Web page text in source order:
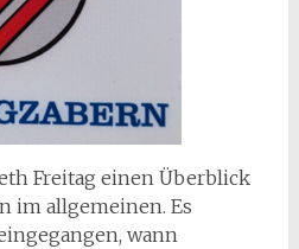
Freitag einen Überblick
im allgemeinen. Es
wann